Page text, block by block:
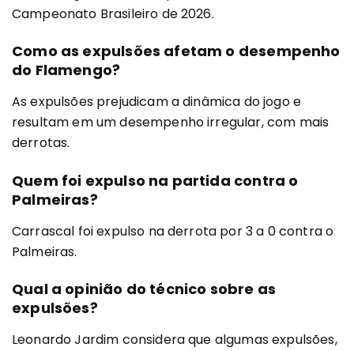
Campeonato Brasileiro de 2026.
Como as expulsões afetam o desempenho
do Flamengo?
As expulsões prejudicam a dinâmica do jogo e
resultam em um desempenho irregular, com mais
derrotas.
Quem foi expulso na partida contra o
Palmeiras?
Carrascal foi expulso na derrota por 3 a 0 contra o
Palmeiras.
Qual a opinião do técnico sobre as
expulsões?
Leonardo Jardim considera que algumas expulsões,